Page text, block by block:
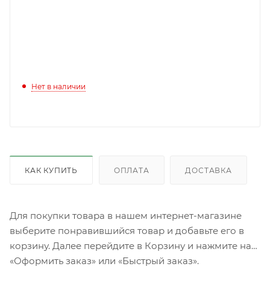
Нет в наличии
КАК КУПИТЬ ОПЛАТА ДОСТАВКА
Для покупки товара в нашем интернет-магазине
выберите понравившийся товар и добавьте его в
корзину. Далее перейдите в Корзину и нажмите на
«Оформить заказ» или «Быстрый заказ».